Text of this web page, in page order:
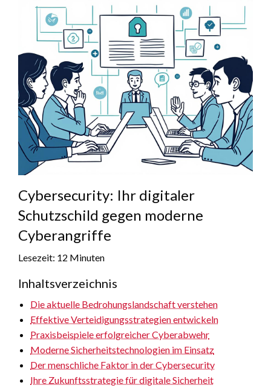
Cybersecurity: Ihr digitaler
Schutzschild gegen moderne
Cyberangriffe
Lesezeit: 12 Minuten
Inhaltsverzeichnis
Die aktuelle Bedrohungslandschaft verstehen
Effektive Verteidigungsstrategien entwickeln
Praxisbeispiele erfolgreicher Cyberabwehr
Moderne Sicherheitstechnologien im Einsatz
Der menschliche Faktor in der Cybersecurity
Ihre Zukunftsstrategie für digitale Sicherheit